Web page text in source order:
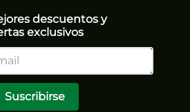
descuentos y
exclusivos
Suscribirse